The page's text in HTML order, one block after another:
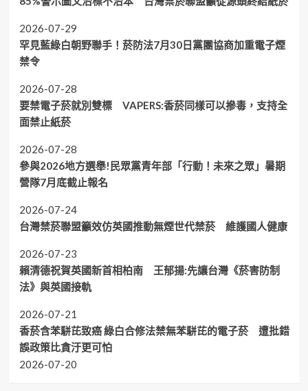
2026-07-29
罕見藍綠白朝野聯手！菸防法7月30日黨團協商加重電子煙
禁令
2026-07-28
要禁電子菸就別雙標 VAPERS:香菸同樣可以摻毒，支持全
面禁止紙菸
2026-07-28
參與2026地方選舉!民眾黨青年部「行動！未來之眾」暑期
營隊7月底截止報名
2026-07-24
台灣禁菸聯盟籲效仿英國推動無煙世代禁菸 維護國人健康
2026-07-23
賴清德祝賀英國新首相柏南 王郁揚:先讓台灣《菸害防制
法》與英國接軌
2026-07-21
香菸含苯駢芘致癌 綠白合修法禁無苯駢芘的電子菸 遭批錯
誤政策比貪汙更可怕
2026-07-20